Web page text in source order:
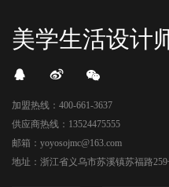
美学生活设计
加盟热线：400-661-3637
供应商热线：13524475555
邮箱：yoyosojmc@163.com
地址：浙江省义乌市苏溪镇苏福路